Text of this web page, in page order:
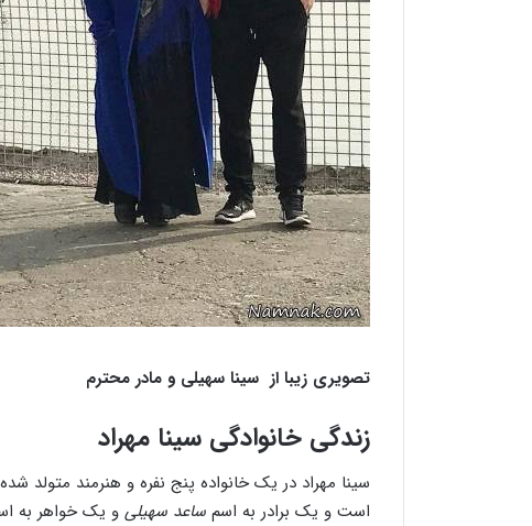
تصویری زیبا از سینا سهیلی و مادر محترم
زندگی خانوادگی سینا مهراد
سینا مهراد در یک خانواده پنج نفره و هنرمند متولد
است و یک برادر به اسم ساعد سهیلیو یک خواهر به